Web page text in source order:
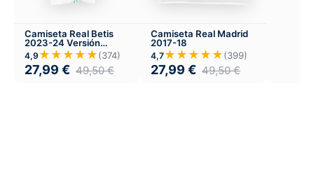
Camiseta Real Betis
2023-24 Versión
Infantil Local
4,9 ★★★★★(374)
27,99 € 49,50€
Camiseta Real Madrid
2017-18
4,7★★★★★(399)
27,99 € 49,50€